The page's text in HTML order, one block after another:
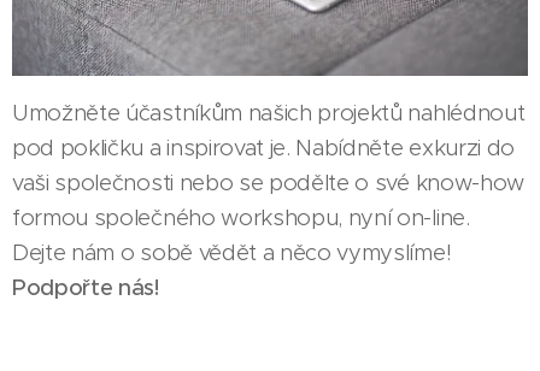
Umožněte účastníkům našich projektů nahlédnout
pod pokličku a inspirovat je. Nabídněte exkurzi do
vaši společnosti nebo se podělte o své know-how
formou společného workshopu, nyní on-line.
Dejte nám o sobě vědět a něco vymyslíme!
Podpořte nás!